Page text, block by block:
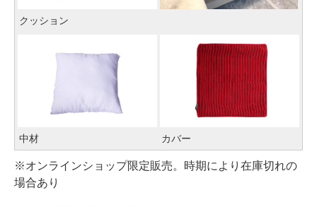
クッション
中材 カバー
※オンラインショップ限定販売。時期により在庫切れの
場合あり